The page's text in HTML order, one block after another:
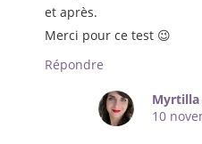
et après.
Merci pour ce test 😉
Répondre
Myrtilla
10